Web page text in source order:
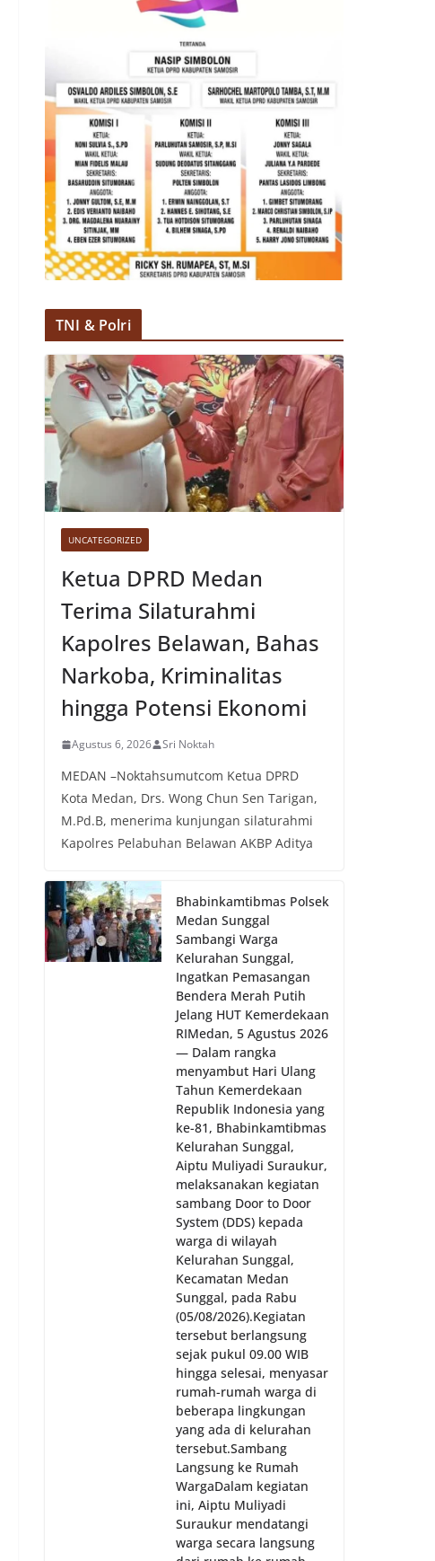
TNI & Polri
UNCATEGORIZED
Ketua DPRD Medan
Terima Silaturahmi
Kapolres Belawan, Bahas
Narkoba, Kriminalitas
hingga Potensi Ekonomi
Agustus 6, 2026 Sri Noktah
MEDAN –Noktahsumutcom Ketua DPRD
Kota Medan, Drs. Wong Chun Sen Tarigan,
M.Pd.B, menerima kunjungan silaturahmi
Kapolres Pelabuhan Belawan AKBP Aditya
Bhabinkamtibmas Polsek
Medan Sunggal
Sambangi Warga
Kelurahan Sunggal,
Ingatkan Pemasangan
Bendera Merah Putih
Jelang HUT Kemerdekaan
RI‎‎Medan, 5 Agustus 2026
— Dalam rangka
menyambut Hari Ulang
Tahun Kemerdekaan
Republik Indonesia yang
ke-81, Bhabinkamtibmas
Kelurahan Sunggal,
Aiptu Muliyadi Suraukur,
melaksanakan kegiatan
sambang Door to Door
System (DDS) kepada
warga di wilayah
Kelurahan Sunggal,
Kecamatan Medan
Sunggal, pada Rabu
(05/08/2026).‎‎Kegiatan
tersebut berlangsung
sejak pukul 09.00 WIB
hingga selesai, menyasar
rumah-rumah warga di
beberapa lingkungan
yang ada di kelurahan
tersebut.‎Sambang
Langsung ke Rumah
Warga‎Dalam kegiatan
ini, Aiptu Muliyadi
Suraukur mendatangi
warga secara langsung